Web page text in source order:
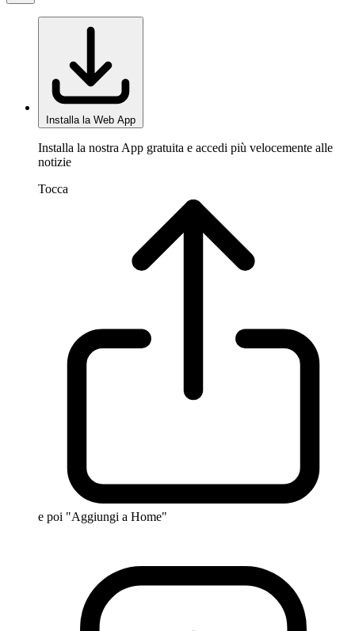
Installa la Web App
Installa la nostra App gratuita e accedi più velocemente alle
notizie
Tocca
e poi "Aggiungi a Home"